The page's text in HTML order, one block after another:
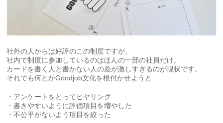
社外の人からは好評のこの制度ですが、
社内で制度に参加しているのはほんの一部の社員だけ。
カードを書く人と書かない人の差が激しすぎるのが現状です。
それでも何とかGoodjob文化を根付かせようと
・アンケートをとってヒヤリング
・書きやすいように評価項目を増やした
・不公平がないよう項目を絞った